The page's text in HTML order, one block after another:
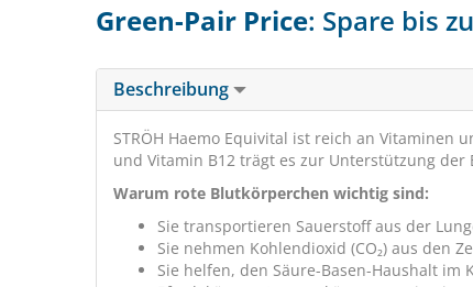
Green-Pair Price: Spare bis
Beschreibung
STRÖH Haemo Equivital ist reich an Vitaminen
und Vitamin B12 trägt es zur Unterstützung
Warum rote Blutkörperchen wichtig sind:
Sie transportieren Sauerstoff aus der
Sie nehmen Kohlendioxid (CO₂) aus den
Sie helfen, den Säure-Basen-Haushalt